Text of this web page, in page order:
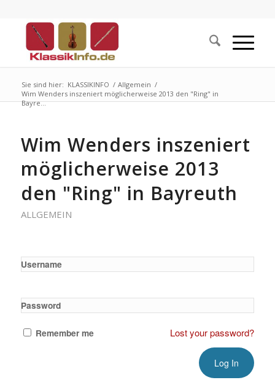
Sie sind hier: KLASSIKINFO / Allgemein /
Wim Wenders inszeniert möglicherweise 2013 den "Ring" in
Bayre...
Wim Wenders inszeniert
möglicherweise 2013
den "Ring" in Bayreuth
ALLGEMEIN
Username
Password
Remember me Lost your password?